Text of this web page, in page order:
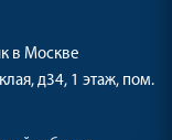
в Москве
д34, 1 этаж, пом.